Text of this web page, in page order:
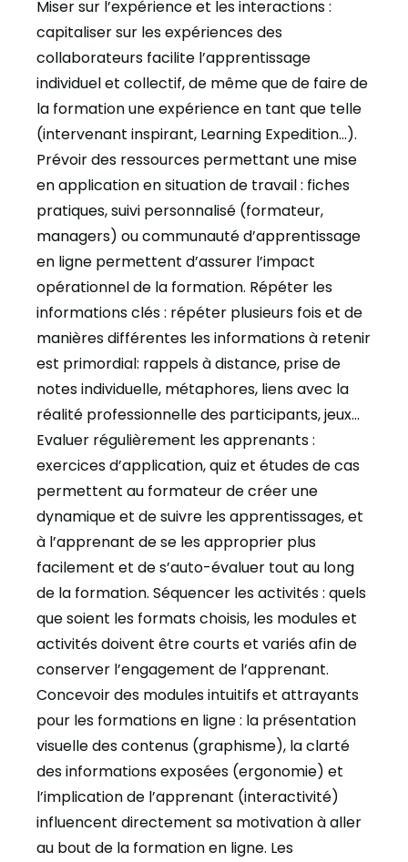
Miser sur l’expérience et les interactions:
capitaliser sur les expériences des
collaborateurs facilite l’apprentissage
individuel et collectif, de même que de faire de
la formation une expérience en tant que telle
(intervenant inspirant, Learning Expedition…).
Prévoir des ressources permettant une mise
en application en situation de travail: fiches
pratiques, suivi personnalisé (formateur,
managers) ou communauté d’apprentissage
en ligne permettent d’assurer l’impact
opérationnel de la formation. Répéter les
informations clés: répéter plusieurs fois et de
manières différentes les informations à retenir
est primordial: rappels à distance, prise de
notes individuelle, métaphores, liens avec la
réalité professionnelle des participants, jeux…
Evaluer régulièrement les apprenants:
exercices d’application, quiz et études de cas
permettent au formateur de créer une
dynamique et de suivre les apprentissages, et
à l’apprenant de se les approprier plus
facilement et de s’auto-évaluer tout au long
de la formation. Séquencer les activités: quels
que soient les formats choisis, les modules et
activités doivent être courts et variés afin de
conserver l’engagement de l’apprenant.
Concevoir des modules intuitifs et attrayants
pour les formations en ligne: la présentation
visuelle des contenus (graphisme), la clarté
des informations exposées (ergonomie) et
l’implication de l’apprenant (interactivité)
influencent directement sa motivation à aller
au bout de la formation en ligne. Les